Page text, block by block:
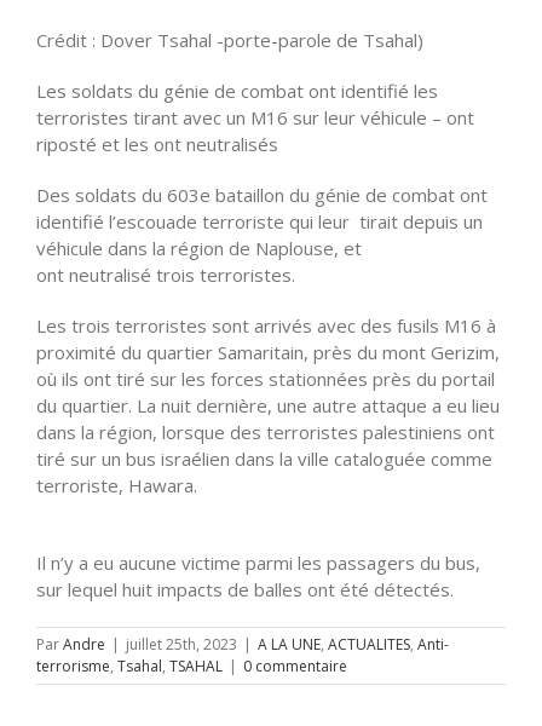
Crédit : Dover Tsahal -porte-parole de Tsahal)
Les soldats du génie de combat ont identifié les
terroristes tirant avec un M16 sur leur véhicule – ont
riposté et les ont neutralisés
Des soldats du 603e bataillon du génie de combat ont
identifié l’escouade terroriste qui leur tirait depuis un
véhicule dans la région de Naplouse, et
ont neutralisé trois terroristes.
Les trois terroristes sont arrivés avec des fusils M16 à
proximité du quartier Samaritain, près du mont Gerizim,
où ils ont tiré sur les forces stationnées près du portail
du quartier. La nuit dernière, une autre attaque a eu lieu
dans la région, lorsque des terroristes palestiniens ont
tiré sur un bus israélien dans la ville cataloguée comme
terroriste, Hawara.
Il n’y a eu aucune victime parmi les passagers du bus,
sur lequel huit impacts de balles ont été détectés.
ParAndre | juillet 25th, 2023 | A LA UNE, ACTUALITES, Anti-
terrorisme, Tsahal, TSAHAL | 0 commentaire